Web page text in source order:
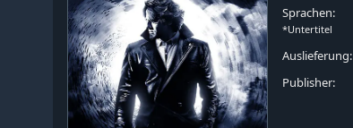
Sprachen:
*Untertitel
Auslieferung:
Publisher: